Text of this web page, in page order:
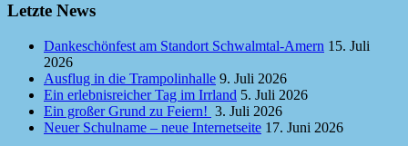
Letzte News
Dankeschönfest am Standort Schwalmtal-Amern 15. Juli
2026
Ausflug in die Trampolinhalle 9. Juli 2026
Ein erlebnisreicher Tag im Irrland 5. Juli 2026
Ein großer Grund zu Feiern! 3. Juli 2026
Neuer Schulname – neue Internetseite 17. Juni 2026